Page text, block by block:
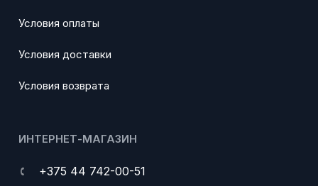
Условия оплаты
Условия доставки
Условия возврата
ИНТЕРНЕТ-МАГАЗИН
+375 44 742-00-51